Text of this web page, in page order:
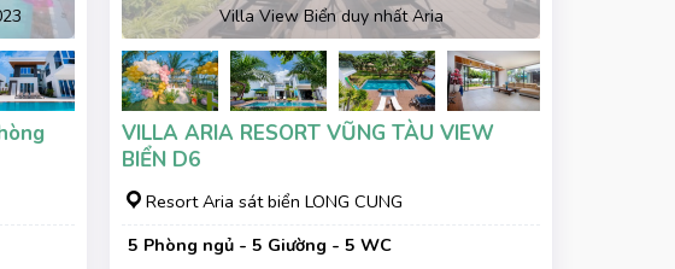
Villa View Biển duy nhất Aria
VILLA ARIA RESORT VŨNG TÀU VIEW
BIỂN D6
Resort Aria sát biển LONG CUNG
5 Phòng ngủ - 5 Giường - 5 WC